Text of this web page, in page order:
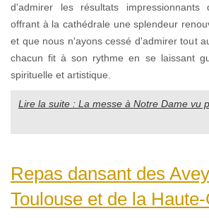
d'admirer les résultats impressionnants
offrant à la cathédrale une splendeur
et que nous n'ayons cessé d'admirer tout
chacun fit à son rythme en se laissant
spirituelle et artistique.
Lire la suite : La messe à Notre Dame vu
Repas dansant des
Toulouse et de la